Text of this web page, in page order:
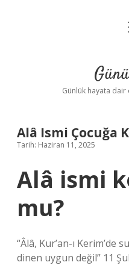
Günlük hayata dair
Alâ Ismi Çocuğa
Tarih: Haziran 11, 2025
Alâ ismi
mu?
“Âlâ, Kur’an-ı Kerim’de
dinen uygun değil” 11